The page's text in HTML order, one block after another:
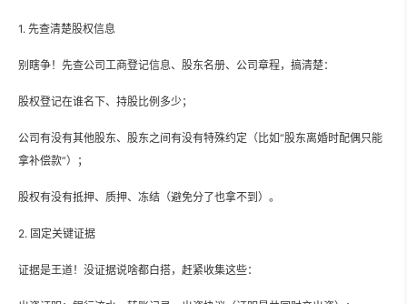
1. 先查清楚股权信息
别瞎争！先查公司工商登记信息、股东名册、公司章程，搞清楚：
股权登记在谁名下、持股比例多少；
公司有没有其他股东、股东之间有没有特殊约定（比如“股东离婚时配偶只能
拿补偿款”）；
股权有没有抵押、质押、冻结（避免分了也拿不到）。
2. 固定关键证据
证据是王道！没证据说啥都白搭，赶紧收集这些：